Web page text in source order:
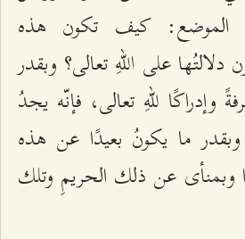
الموضع: كيف تكون هذه
على اللهِ تعالى؟ وبقدر
وإدراكًا للّهِ تعالى، فإنّه يجدُ
ما يكونُ بعيدًا عن هذه
وبمنأى عن ذلك الحريمِ وتلك